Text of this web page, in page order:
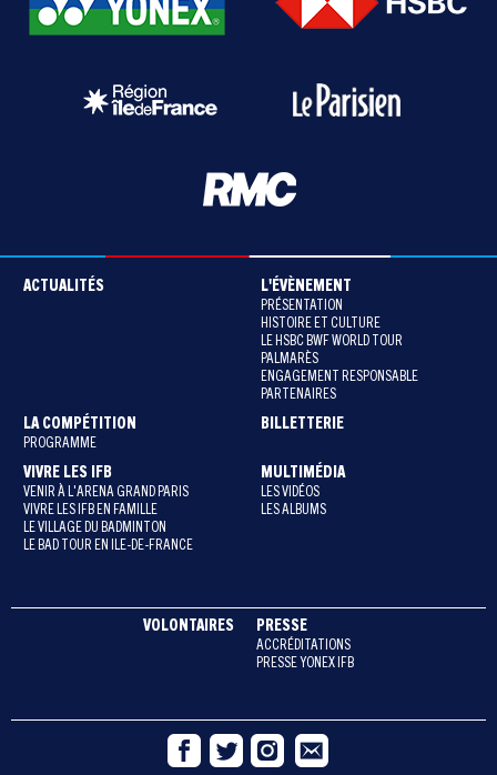
ACTUALITÉS L'ÉVÈNEMENT
PRÉSENTATION
HISTOIRE ET CULTURE
LE HSBC BWF WORLD TOUR
PALMARÈS
ENGAGEMENT RESPONSABLE
PARTENAIRES
LA COMPÉTITION
PROGRAMME
BILLETTERIE
VIVRE LES IFB
VENIR À L'ARENA GRAND PARIS
VIVRE LES IFB EN FAMILLE
LE VILLAGE DU BADMINTON
LE BAD TOUR EN ILE-DE-FRANCE
MULTIMÉDIA
LES VIDÉOS
LES ALBUMS
VOLONTAIRES PRESSE
ACCRÉDITATIONS
PRESSE YONEX IFB